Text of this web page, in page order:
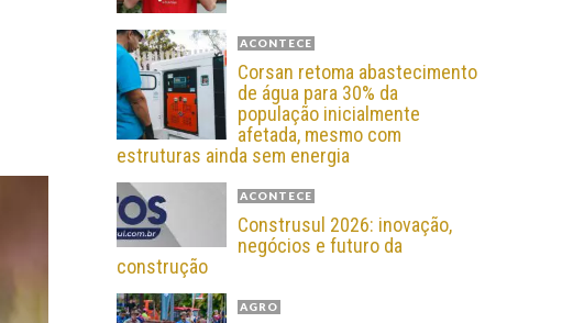
ACONTECE
Corsan retoma abastecimento
de água para 30% da
população inicialmente
afetada, mesmo com
estruturas ainda sem energia
ACONTECE
Construsul 2026: inovação,
negócios e futuro da
construção
AGRO